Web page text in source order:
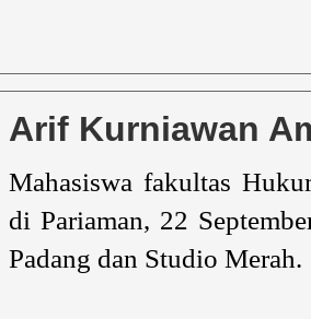
Arif Kurniawan
Mahasiswa fakultas
di Pariaman, 22
Padang dan Studio Merah.